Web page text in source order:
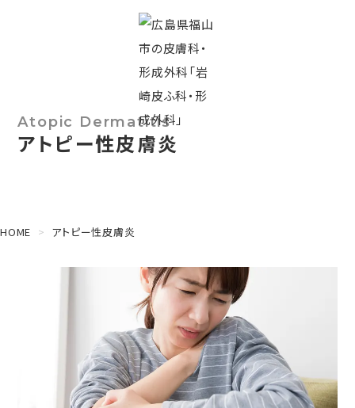
Atopic Dermatitis
アトピー性皮膚炎
HOME アトピー性皮膚炎